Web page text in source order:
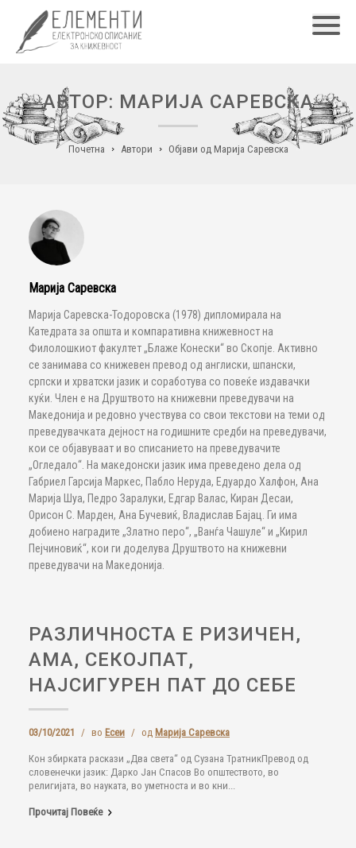
АВТОР: МАРИЈА САРЕВСКА
Почетна Автори Објави од Марија Саревска
Марија Саревска
Марија Саревска-Тодоровска (1978) дипломирала на
Катедрата за општа и компаративна книжевност на
Филолошкиот факултет „Блаже Конески“ во Скопје. Активно
се занимава со книжевен превод од англиски, шпански,
српски и хрватски јазик и соработува со повеќе издавачки
куќи. Член е на Друштвото на книжевни преведувачи на
Македонија и редовно учествува со свои текстови на теми од
преведувачката дејност на годишните средби на преведувачи,
кои се објавуваат и во списанието на преведувачите
„Огледало“. На македонски јазик има преведено дела од
Габриел Гарсија Маркес, Пабло Неруда, Едуардо Халфон, Ана
Марија Шуа, Педро Заралуки, Едгар Валас, Киран Десаи,
Орисон С. Марден, Ана Бучевиќ, Владислав Бајац. Ги има
добиено наградите „Златно перо“, „Ванѓа Чашуле“ и „Кирил
Пејчиновиќ“, кои ги доделува Друштвото на книжевни
преведувачи на Македонија.
РАЗЛИЧНОСТА Е РИЗИЧЕН,
АМА, СЕКОЈПАТ,
НАЈСИГУРЕН ПАТ ДО СЕБЕ
03/10/2021 / во Есеи / од Марија Саревска
Кон збирката раскази „Два света“ од Сузана ТратникПревод од
словенечки јазик: Дарко Јан Спасов Во општеството, во
религијата, во науката, во уметноста и во кни...
Прочитај Повеќе